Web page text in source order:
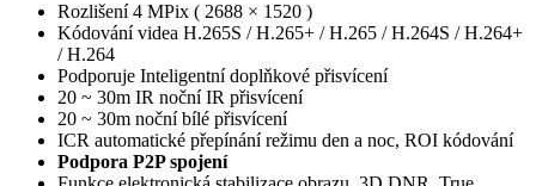
Rozlišení 4 MPix ( 2688 × 1520 )
Kódování videa H.265S / H.265+ / H.265 / H.264S / H.264+
/ H.264
Podporuje Inteligentní doplňkové přisvícení
20 ~ 30m IR noční IR přisvícení
20 ~ 30m noční bílé přisvícení
ICR automatické přepínání režimu den a noc, ROI kódování
Podpora P2P spojení